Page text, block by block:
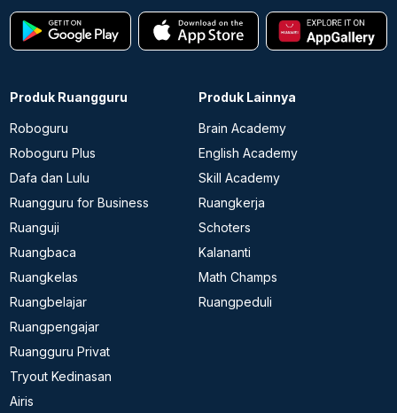
Produk Ruangguru
Roboguru
Roboguru Plus
Dafa dan Lulu
Ruangguru for Business
Ruanguji
Ruangbaca
Ruangkelas
Ruangbelajar
Ruangpengajar
Ruangguru Privat
Tryout Kedinasan
Airis
Produk Lainnya
Brain Academy
English Academy
Skill Academy
Ruangkerja
Schoters
Kalananti
Math Champs
Ruangpeduli